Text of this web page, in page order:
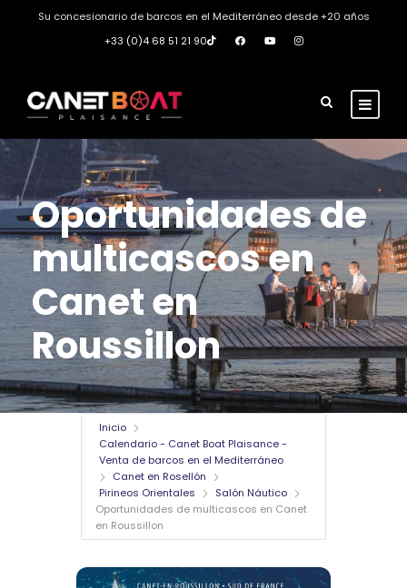
Su concesionario de barcos en el Mediterráneo desde +20 años
+33 (0)4 68 51 21 90
Oportunidades de
multicascos en
Canet en
Roussillon
Inicio
Calendario - Canet Boat Plaisance -
Venta de barcos en el Mediterráneo
Canet en Rosellón
Pirineos Orientales
Salón Náutico
Oportunidades de multicascos en Canet
en Roussillon